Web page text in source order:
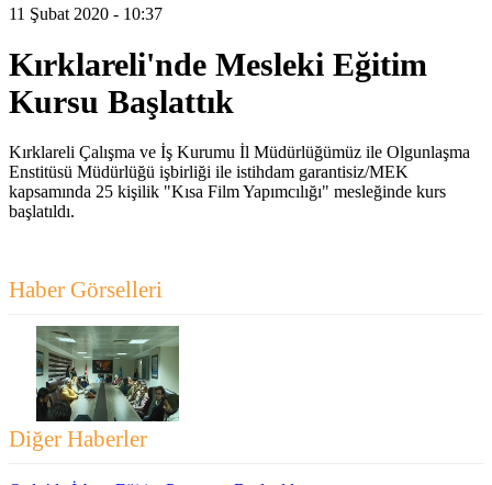
11 Şubat 2020 - 10:37
Kırklareli'nde Mesleki Eğitim
Kursu Başlattık
Kırklareli Çalışma ve İş Kurumu İl Müdürlüğümüz ile Olgunlaşma
Enstitüsü Müdürlüğü işbirliği ile istihdam garantisiz/MEK
kapsamında 25 kişilik "Kısa Film Yapımcılığı" mesleğinde kurs
başlatıldı.
Haber Görselleri
Diğer Haberler